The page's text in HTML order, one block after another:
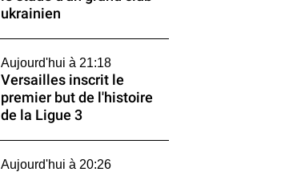
ukrainien
Aujourd'hui à 21:18
Versailles inscrit le
premier but de l'histoire
de la Ligue 3
Aujourd'hui à 20:26